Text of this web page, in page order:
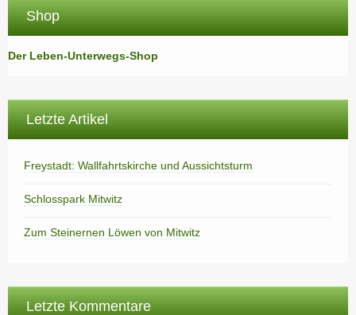
Shop
Der Leben-Unterwegs-Shop
Letzte Artikel
Freystadt: Wallfahrtskirche und Aussichtsturm
Schlosspark Mitwitz
Zum Steinernen Löwen von Mitwitz
Letzte Kommentare